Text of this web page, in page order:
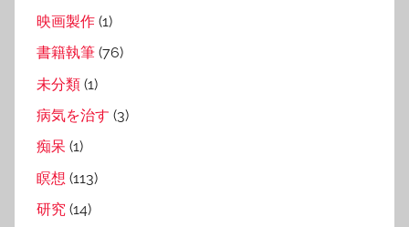
映画製作 (1)
書籍執筆 (76)
未分類 (1)
病気を治す (3)
痴呆 (1)
瞑想 (113)
研究 (14)